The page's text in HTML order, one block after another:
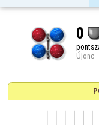
0
Újonc